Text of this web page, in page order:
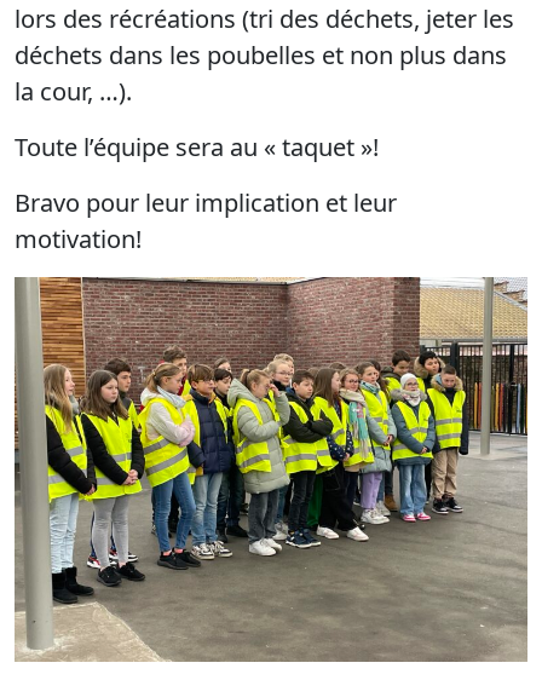
lors des récréations (tri des déchets, jeter les
déchets dans les poubelles et non plus dans
la cour, …).
Toute l’équipe sera au « taquet »!
Bravo pour leur implication et leur
motivation!